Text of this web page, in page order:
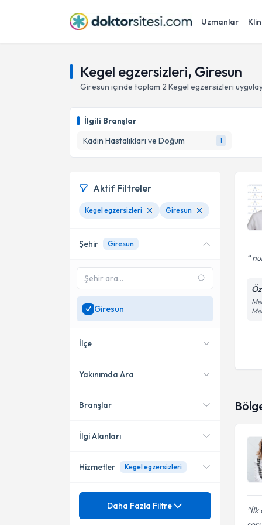
Uzmanlar
Kegel egzersizleri, Giresun
Giresun içinde toplam 2 Kegel egzersizleri
İlgili Branşlar
Kadın Hastalıkları ve Doğum
1
İlk
Aktif Filtreler
Kegel egzersizleri Giresun
Şehir Giresun
Giresun
İlçe
Merkez
Yakınımda Ara
Konumuma yakın uzmanları
Branşlar
Kadın Hastalıkları ve Doğum
İlgi Alanları
Adet Düzensizliği
Hizmetler Kegel egzersizleri
Ünvan
Daha Fazla Filtre